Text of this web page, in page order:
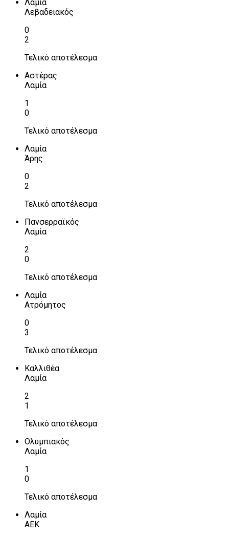
Λαμία
Λεβαδειακός
0
2
Τελικό αποτέλεσμα
Αστέρας
Λαμία
1
0
Τελικό αποτέλεσμα
Λαμία
Άρης
0
2
Τελικό αποτέλεσμα
Πανσερραϊκός
Λαμία
2
0
Τελικό αποτέλεσμα
Λαμία
Ατρόμητος
0
3
Τελικό αποτέλεσμα
Καλλιθέα
Λαμία
2
1
Τελικό αποτέλεσμα
Ολυμπιακός
Λαμία
1
0
Τελικό αποτέλεσμα
Λαμία
ΑΕΚ